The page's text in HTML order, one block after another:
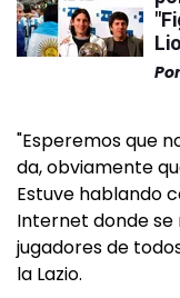
Por
"Esperemos que
da, obviamente
Estuve hablando
Internet donde
jugadores de
la Lazio.